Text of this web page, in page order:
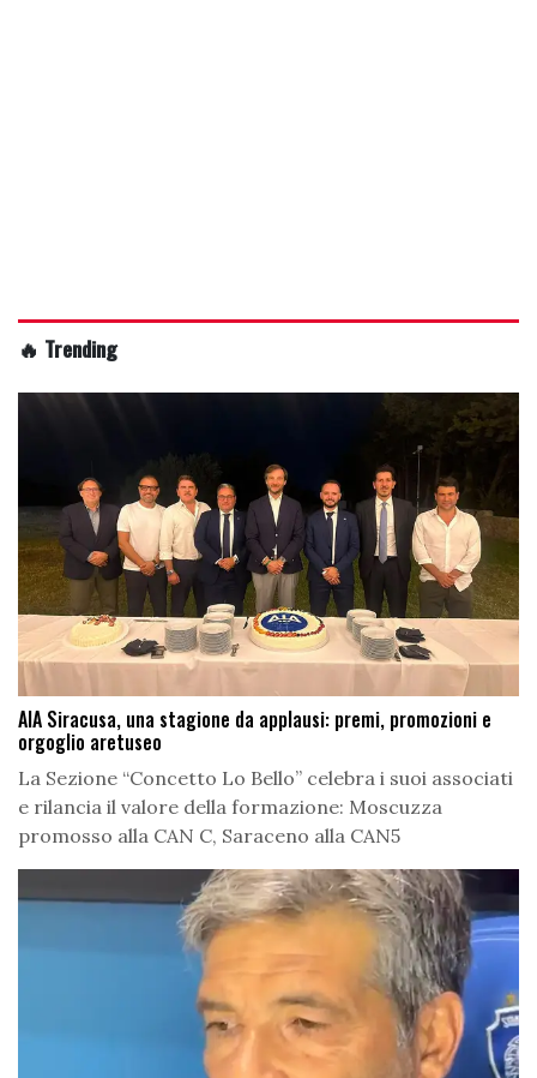
🔥 Trending
AIA Siracusa, una stagione da applausi: premi, promozioni e
orgoglio aretuseo
La Sezione “Concetto Lo Bello” celebra i suoi associati
e rilancia il valore della formazione: Moscuzza
promosso alla CAN C, Saraceno alla CAN5